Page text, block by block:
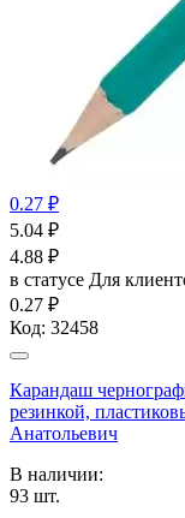
0.27 ₽
5.04 ₽
4.88 ₽
в статусе Для
0.27 ₽
Код: 32458
Карандаш
резинкой,
Анатольевич
В наличии:
93 шт.